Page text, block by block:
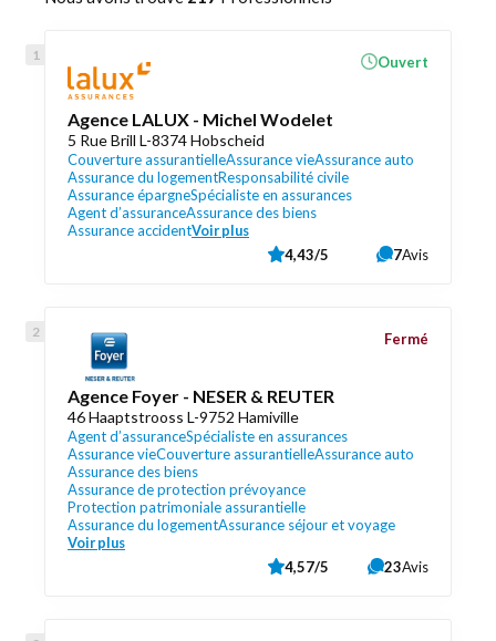
Agence LALUX - Michel Wodelet
5 Rue Brill L-8374 Hobscheid
Couverture assurantielleAssurance vieAssurance auto
Assurance du logementResponsabilité civile
Assurance épargneSpécialiste en assurances
Agent d’assuranceAssurance des biens
Assurance accidentVoir plus
Ouvert
4,43/5 7Avis
Agence Foyer - NESER & REUTER
46 Haaptstrooss L-9752 Hamiville
Agent d’assuranceSpécialiste en assurances
Assurance vieCouverture assurantielleAssurance auto
Assurance des biens
Assurance de protection prévoyance
Protection patrimoniale assurantielle
Assurance du logementAssurance séjour et voyage
Voir plus
Fermé
4,57/5 23Avis